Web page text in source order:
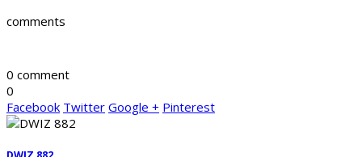
comments
0 comment
0
Facebook Twitter Google + Pinterest